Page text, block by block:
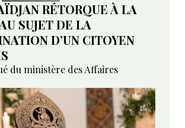
RÉTORQUE À LA
SUJET DE LA
D’UN CITOYEN
du ministère des Affaires